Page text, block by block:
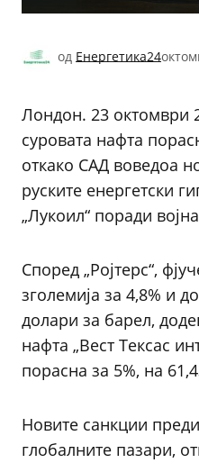
од Енергетика24
Лондон. 23 октомври
суровата нафта
откако САД воведоа
руските енергетски
„Лукоил“ поради
Според „Ројтерс“,
зголемија за 4,8% и
долари за барел,
нафта „Вест Тексас
порасна за 5%, на
Новите санкции
глобалните пазари,